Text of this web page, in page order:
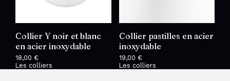
Collier Y noir et blanc
en acier inoxydable
18,00 €
Les colliers
Collier pastilles en acier
inoxydable
19,00 €
Les colliers